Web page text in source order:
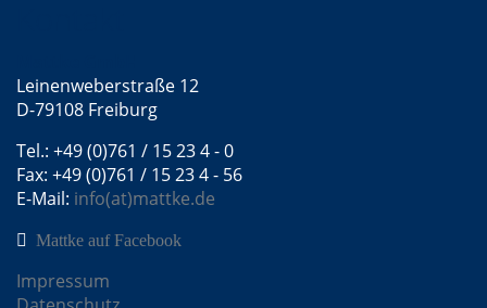
Leinenweberstraße 12
D-79108 Freiburg
Tel.: +49 (0)761 / 15 23 4 - 0
Fax: +49 (0)761 / 15 23 4 - 56
E-Mail: info(at)mattke.de
Mattke auf Facebook
Impressum